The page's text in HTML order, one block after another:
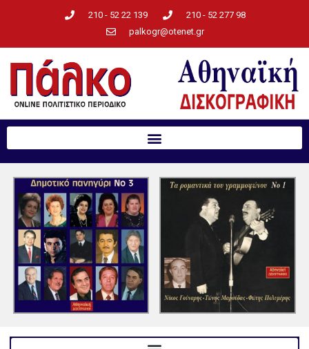
210 - 52 22 139
210 - 52 277 98
palkogr@otenet.gr